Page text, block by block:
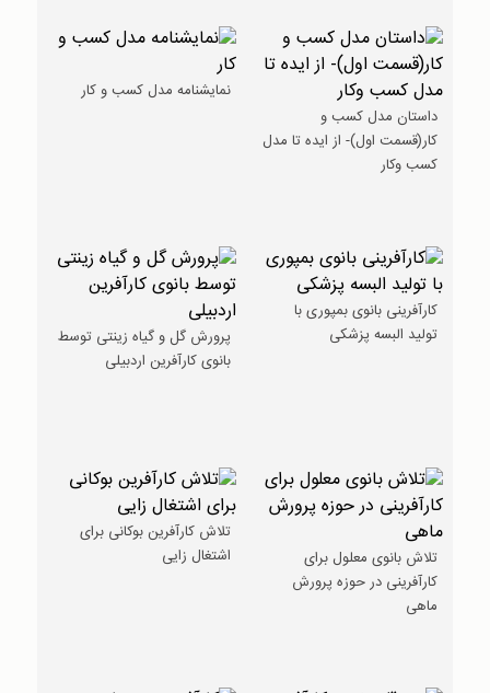
داستان مدل کسب و
کار(قسمت اول)- از ایده تا مدل
کسب وکار
نمایشنامه مدل کسب و کار
کارآفرینی بانوی بمپوری با
تولید البسه پزشکی
پرورش گل و گیاه زینتی توسط
بانوی کارآفرین اردبیلی
تلاش بانوی معلول برای
کارآفرینی در حوزه پرورش
ماهی
تلاش کارآفرین بوکانی برای
اشتغال زایی